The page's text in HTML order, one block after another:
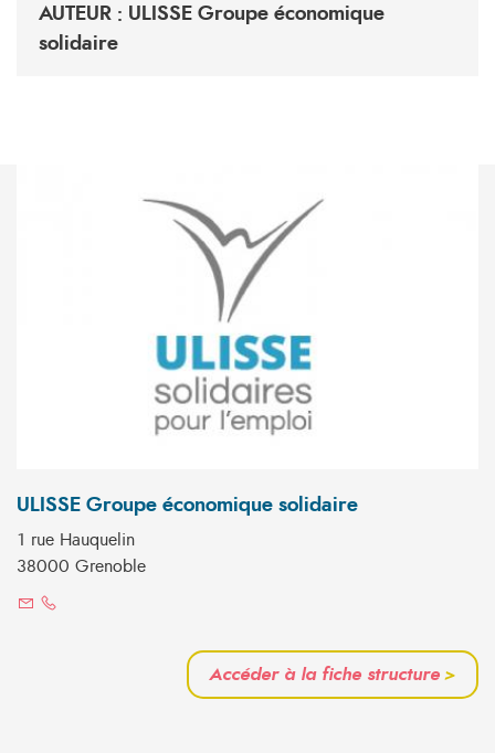
AUTEUR : ULISSE Groupe économique
solidaire
ULISSE Groupe économique solidaire
1 rue Hauquelin
38000 Grenoble
Accéder à la fiche structure>